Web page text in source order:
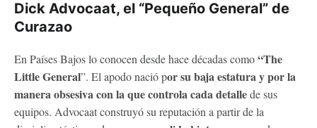
Dick Advocaat, el “Pequeño General” de
Curazao
En Países Bajos lo conocen desde hace décadas como“The
Little General”. El apodo nació por su baja estatura y por la
manera obsesiva con la que controla cada detallede sus
equipos. Advocaat construyó su reputación a partir de la